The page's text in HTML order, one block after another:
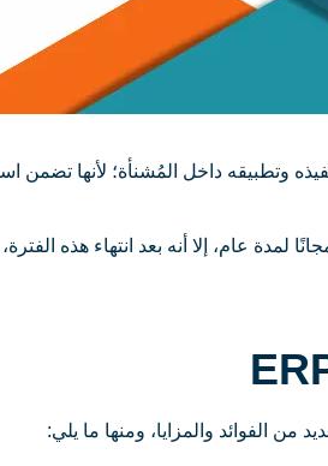
الفوائد والمزايا، ومنها ما يلي: